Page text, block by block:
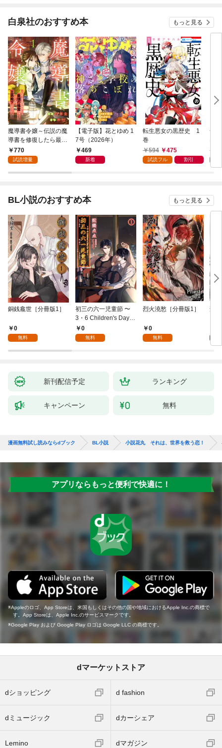
白泉社のおすすめ本 もっと見る
魔導書令嬢～伝説の魔
導書を修復したら最強
の精霊が味方になりま
した（クールな王弟殿
にいます）～【おまけ
770
試読増量
【電子版】花とゆめ 1
7号（2026年）
469
新着
転生悪女の黒歴史 1
巻
594
475
試読フル 割引
一
な
が
い
BL小説のおすすめ本 もっと見る
銅銭龕世［分冊版1］
0
無料
初三の六一児童節 〜
3・6 Children's Day fo
r You〜［分冊版1］
0
無料
烈火澆愁［分冊版1］
0
無料
刑
新刊配信予定 ランキング
キャンペーン 無料
漫画無料試し読みならdブック BL小説 小説花丸 それは、世界を救う恋！
アプリならもっと便利で快適に！
Appleのロゴ、App Storeは、米国もしくはその他の国や地域におけるApple Inc.の商標で
す。App Storeは、Apple Inc.のサービスマークです。
Google Play および Google Play ロゴは Google LLC の商標です。
dマーケットストア
dショッピング d fashion
dミュージック dカーシェア
Lemino dマガジン